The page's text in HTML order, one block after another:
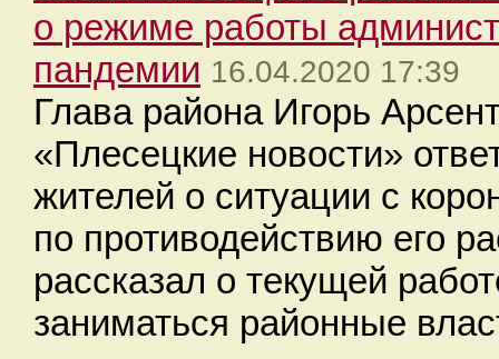
о режиме работы
пандемии 16.04.2020 17:39
Глава района Игорь
«Плесецкие новости»
жителей о ситуации с
по противодействию его
рассказал о текущей
заниматься районные